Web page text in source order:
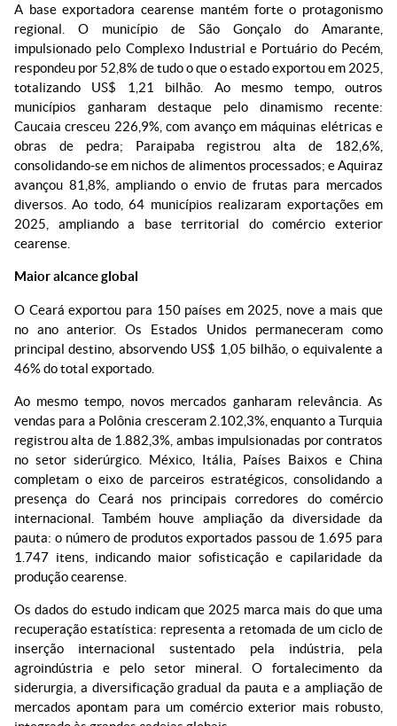
A base exportadora cearense mantém forte o protagonismo
regional. O município de São Gonçalo do Amarante,
impulsionado pelo Complexo Industrial e Portuário do Pecém,
respondeu por 52,8% de tudo o que o estado exportou em 2025,
totalizando US$ 1,21 bilhão. Ao mesmo tempo, outros
municípios ganharam destaque pelo dinamismo recente:
Caucaia cresceu 226,9%, com avanço em máquinas elétricas e
obras de pedra; Paraipaba registrou alta de 182,6%,
consolidando-se em nichos de alimentos processados; e Aquiraz
avançou 81,8%, ampliando o envio de frutas para mercados
diversos. Ao todo, 64 municípios realizaram exportações em
2025, ampliando a base territorial do comércio exterior
cearense.
Maior alcance global
O Ceará exportou para 150 países em 2025, nove a mais que
no ano anterior. Os Estados Unidos permaneceram como
principal destino, absorvendo US$ 1,05 bilhão, o equivalente a
46% do total exportado.
Ao mesmo tempo, novos mercados ganharam relevância. As
vendas para a Polônia cresceram 2.102,3%, enquanto a Turquia
registrou alta de 1.882,3%, ambas impulsionadas por contratos
no setor siderúrgico. México, Itália, Países Baixos e China
completam o eixo de parceiros estratégicos, consolidando a
presença do Ceará nos principais corredores do comércio
internacional. Também houve ampliação da diversidade da
pauta: o número de produtos exportados passou de 1.695 para
1.747 itens, indicando maior sofisticação e capilaridade da
produção cearense.
Os dados do estudo indicam que 2025 marca mais do que uma
recuperação estatística: representa a retomada de um ciclo de
inserção internacional sustentado pela indústria, pela
agroindústria e pelo setor mineral. O fortalecimento da
siderurgia, a diversificação gradual da pauta e a ampliação de
mercados apontam para um comércio exterior mais robusto,